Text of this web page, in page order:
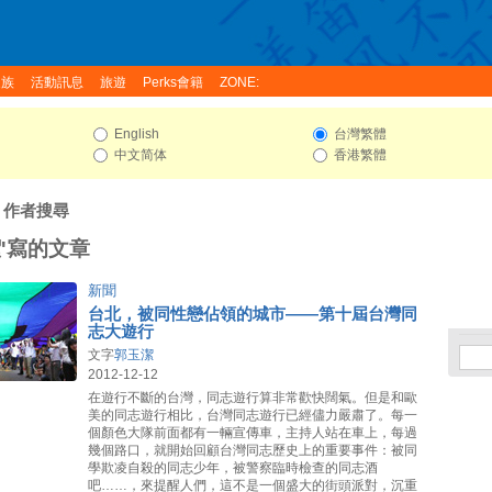
活動訊息 旅遊 Perks會籍 ZONE:
English
中文简体
台灣繁體
香港繁體
者搜尋
的文章
新聞
台北，被同性戀佔領的城市——第十屆台灣同
志大遊行
文字郭玉潔
2012-12-12
在遊行不斷的台灣，同志遊行算非常歡快闊氣。但是和歐
美的同志遊行相比，台灣同志遊行已經儘力嚴肅了。每一
個顏色大隊前面都有一輛宣傳車，主持人站在車上，每過
幾個路口，就開始回顧台灣同志歷史上的重要事件：被同
學欺凌自殺的同志少年，被警察臨時檢查的同志酒
吧……，來提醒人們，這不是一個盛大的街頭派對，沉重